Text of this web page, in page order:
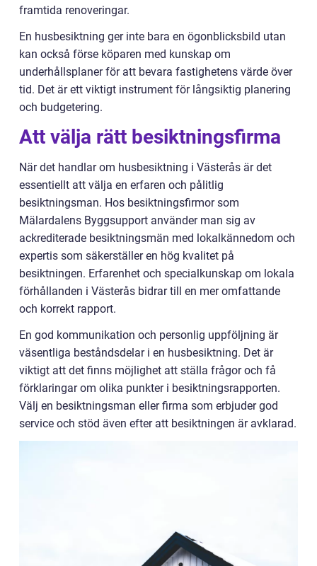
framtida renoveringar.
En husbesiktning ger inte bara en ögonblicksbild utan
kan också förse köparen med kunskap om
underhållsplaner för att bevara fastighetens värde över
tid. Det är ett viktigt instrument för långsiktig planering
och budgetering.
Att välja rätt besiktningsfirma
När det handlar om husbesiktning i Västerås är det
essentiellt att välja en erfaren och pålitlig
besiktningsman. Hos besiktningsfirmor som
Mälardalens Byggsupport använder man sig av
ackrediterade besiktningsmän med lokalkännedom och
expertis som säkerställer en hög kvalitet på
besiktningen. Erfarenhet och specialkunskap om lokala
förhållanden i Västerås bidrar till en mer omfattande
och korrekt rapport.
En god kommunikation och personlig uppföljning är
väsentliga beståndsdelar i en husbesiktning. Det är
viktigt att det finns möjlighet att ställa frågor och få
förklaringar om olika punkter i besiktningsrapporten.
Välj en besiktningsman eller firma som erbjuder god
service och stöd även efter att besiktningen är avklarad.